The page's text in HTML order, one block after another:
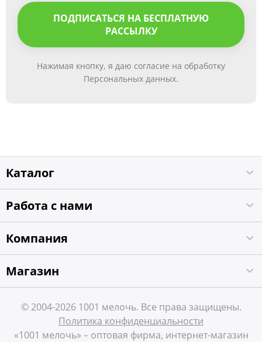
ПОДПИСАТЬСЯ НА БЕСПЛАТНУЮ
РАССЫЛКУ
Нажимая кнопку, я даю согласие на обработку
Персональных данных.
Каталог
Работа с нами
Компания
Магазин
© 2004-2026 1001 мелочь. Все права защищены.
Политика конфиденциальности
«1001 мелочь» – оптовая фирма, интернет-магазин